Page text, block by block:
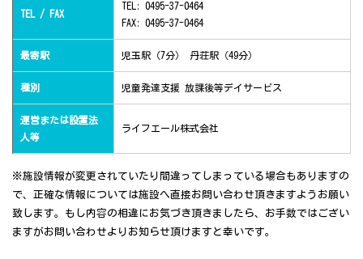
TEL / FAX
TEL: 0495-37-0464
FAX: 0495-37-0464
最寄駅 児玉駅（7分） 丹荘駅（49分）
種別 児童発達支援 放課後等デイサービス
運営または設置法
人等
ライフエール株式会社
※施設情報が変更されていたり間違ってしまっている場合もありますの
で、正確な情報については施設へ直接お問い合わせ頂きますようお願い
致します。もし内容の相違にお気づき頂きましたら、お手数ではござい
ますがお問い合わせよりお知らせ頂けますと幸いです。